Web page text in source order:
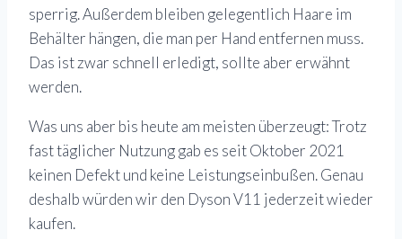
sperrig. Außerdem bleiben gelegentlich Haare im
Behälter hängen, die man per Hand entfernen muss.
Das ist zwar schnell erledigt, sollte aber erwähnt
werden.
Was uns aber bis heute am meisten überzeugt: Trotz
fast täglicher Nutzung gab es seit Oktober 2021
keinen Defekt und keine Leistungseinbußen. Genau
deshalb würden wir den Dyson V11 jederzeit wieder
kaufen.